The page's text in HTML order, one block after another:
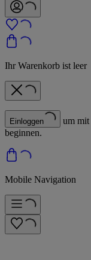
Ihr Warenkorb ist leer
Einloggen
um mit
beginnen.
Mobile Navigation